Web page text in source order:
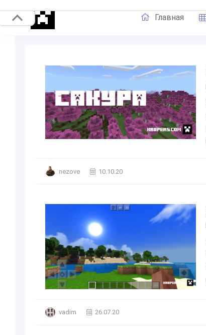
Главная
nezove 10.10.20
vadim 26.07.20